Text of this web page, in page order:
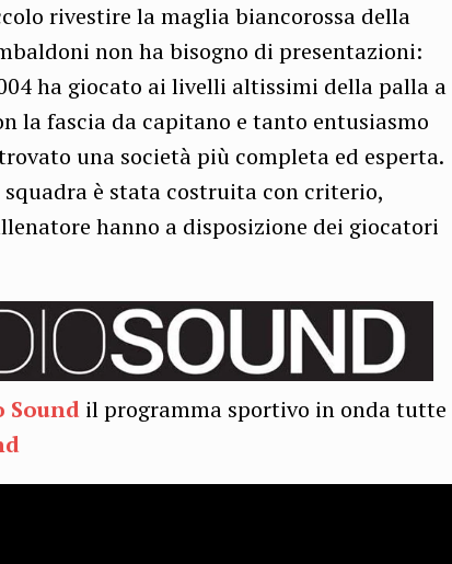
rivestire la maglia biancorossa della
non ha bisogno di presentazioni:
ha giocato ai livelli altissimi della palla a
la fascia da capitano e tanto entusiasmo
una società più completa ed esperta.
è stata costruita con criterio,
hanno a disposizione dei giocatori
Sound il programma sportivo in onda tutte